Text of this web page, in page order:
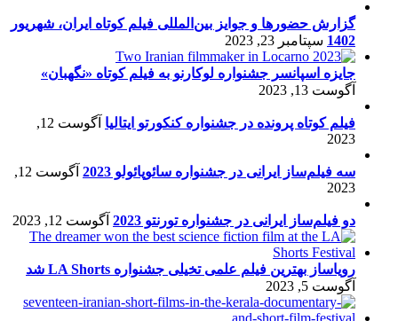
گزارش حضورها و جوایز بین‌المللی فیلم کوتاه ایران، شهریور
1402 سپتامبر 23, 2023
جایزه اسپانسر جشنواره لوکارنو به فیلم کوتاه «نگهبان»
آگوست 13, 2023
فیلم کوتاه پرونده در جشنواره کنکورتو ایتالیا
آگوست 12,
2023
سه فیلم‌ساز ایرانی در جشنواره سائوپائولو 2023
آگوست 12,
2023
دو فیلم‌ساز ایرانی در جشنواره تورنتو 2023 آگوست 12, 2023
رویاساز بهترین فیلم علمی تخیلی جشنواره LA Shorts شد
آگوست 5, 2023